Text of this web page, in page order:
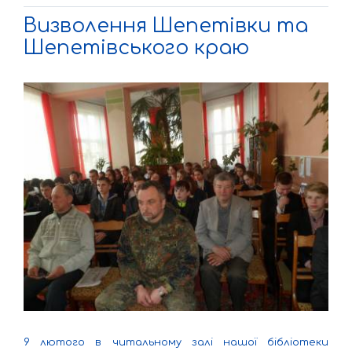
Визволення Шепетівки та
Шепетівського краю
9 лютого в читальному залі нашої бібліотеки